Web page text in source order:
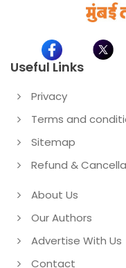
Useful Links
Privacy
Terms and
Sitemap
Refund &
About Us
Our Authors
Advertise With Us
Contact